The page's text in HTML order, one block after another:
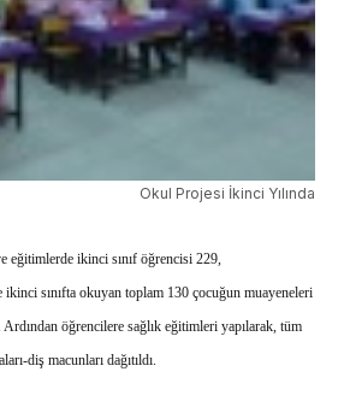
Okul Projesi İkinci Yılında
eğitimlerde ikinci sınıf öğrencisi 229,
ikinci sınıfta okuyan toplam 130 çocuğun muayeneleri
öğrencilere sağlık eğitimleri yapılarak, tüm
diş macunları dağıtıldı.